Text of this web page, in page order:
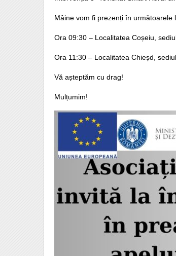
Mâine vom fi prezenți în următoarele
Ora 09:30 – Localitatea Coșeiu,
Ora 11:30 – Localitatea Chieșd,
Vă așteptăm cu drag!
Mulțumim!